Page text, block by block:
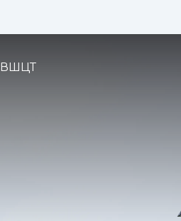
3x Озвучивание:
ВШЦТ